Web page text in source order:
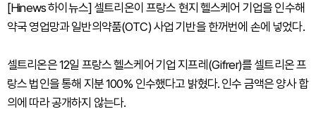
[Hinews 하이뉴스] 셀트리온이 프랑스 현지 헬스케어 기업을 인수해
약국 영업망과 일반의약품(OTC) 사업 기반을 한꺼번에 손에 넣었다.
셀트리온은 12일 프랑스 헬스케어 기업 지프레(Gifrer)를 셀트리온 프
랑스 법인을 통해 지분 100% 인수했다고 밝혔다. 인수 금액은 양사 합
의에 따라 공개하지 않는다.